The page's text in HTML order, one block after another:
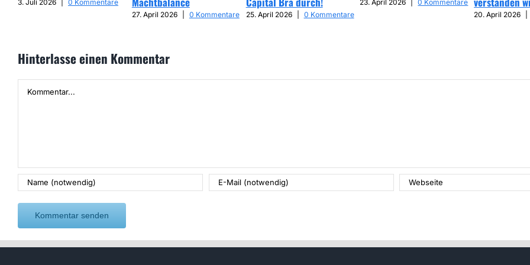
3. Juli 2026 0 Kommentare
27. April 2026 0 Kommentare 25. April 2026 0 Kommentare
23. April 2026 0 Kommentare
20. April 2026
Hinterlasse einen Kommentar